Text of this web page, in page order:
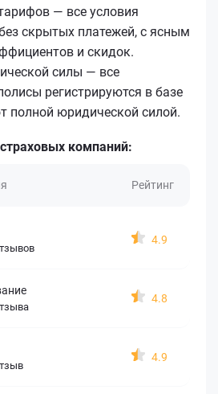
— все условия
скрытых платежей, с ясным
и скидок.
силы — все
регистрируются в базе
полной юридической силой.
компаний:
Рейтинг
4.9
4.8
4.9